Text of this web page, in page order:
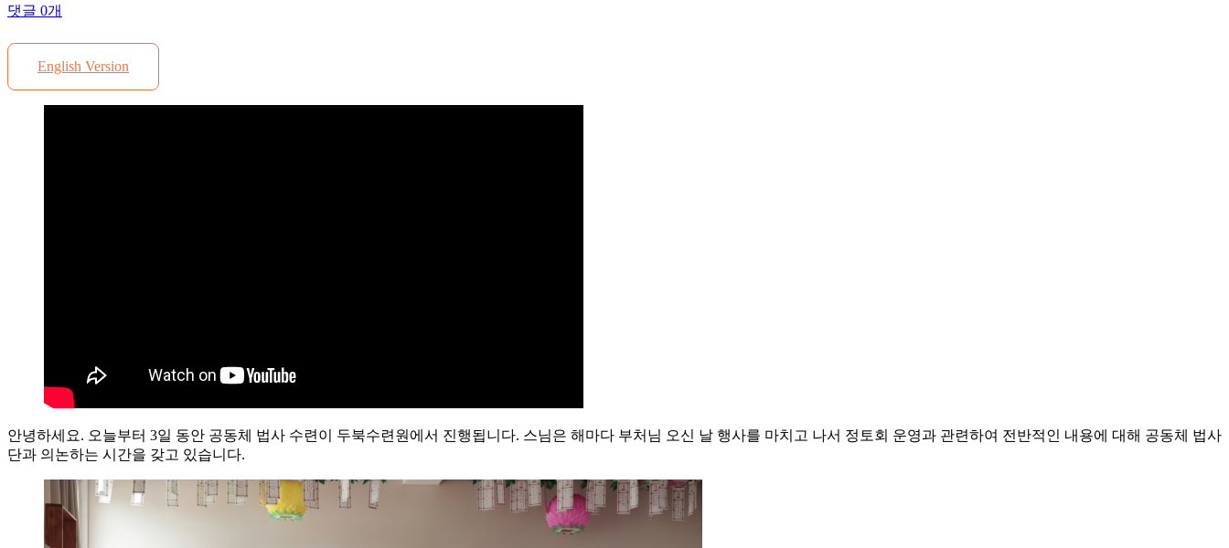
댓글 0개
English Version
안녕하세요. 오늘부터 3일 동안 공동체 법사 수련이 두북수련원에서 진행됩니다. 스님은 해마다 부처님 오신 날 행사를 마치고 나서 정토회 운영과 관련하여 전반적인 내용에 대해 공동체 법사
단과 의논하는 시간을 갖고 있습니다.